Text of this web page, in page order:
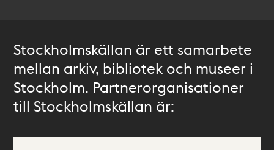
Stockholmskällan är ett samarbete
mellan arkiv, bibliotek och museer i
Stockholm. Partnerorganisationer
till Stockholmskällan är: